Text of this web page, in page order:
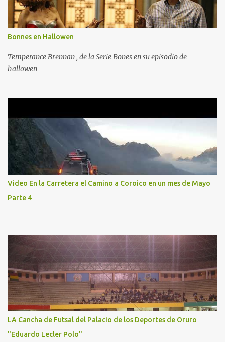
Bonnes en Hallowen
Temperance Brennan , de la Serie Bones en su episodio de
hallowen
Video En la Carretera el Camino a Coroico en un mes de Mayo
Parte 4
LA Cancha de Futsal del Palacio de los Deportes de Oruro
"Eduardo Lecler Polo"